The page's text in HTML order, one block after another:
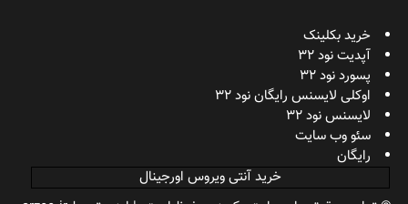
خرید بکلینک
آپدیت نود 32
پسورد نود 32
اوکلی لایسنس رایگان نود 32
لایسنس نود 32
سئو وب سایت
رایگان
خرید آنتی ویروس اورجینال